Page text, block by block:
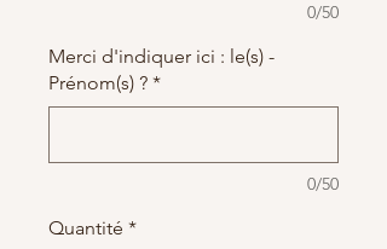
0/50
Merci d'indiquer ici : le(s) -
Prénom(s) ? *
0/50
Quantité *